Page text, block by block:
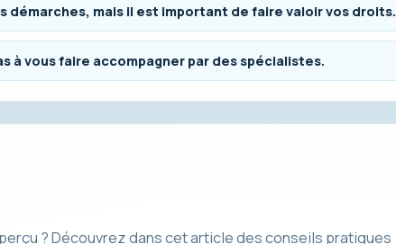
mais il est important de faire valoir vos droits.
à vous faire accompagner par des spécialistes.
? Découvrez dans cet article des conseils pratiques